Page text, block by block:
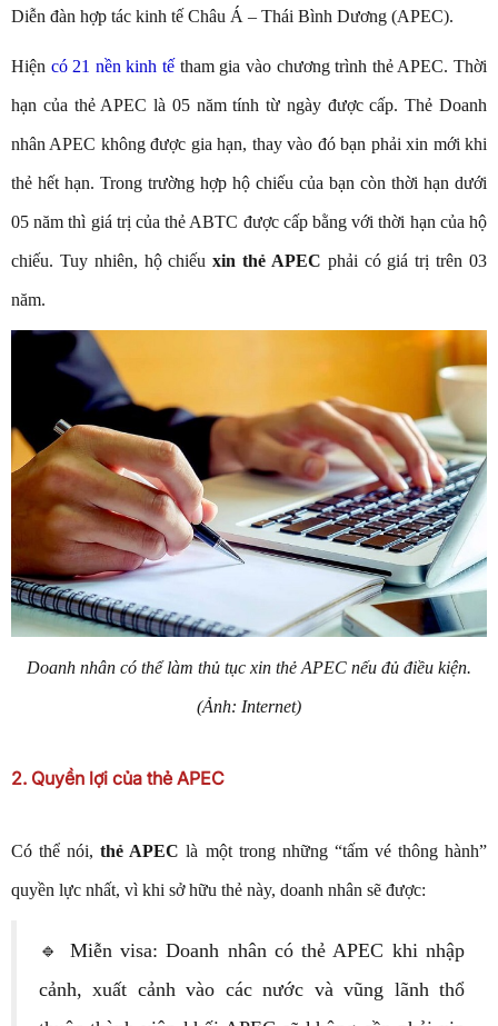
Diễn đàn hợp tác kinh tế Châu Á – Thái Bình Dương (APEC).
Hiện có 21 nền kinh tế tham gia vào chương trình thẻ APEC. Thời
hạn của thẻ APEC là 05 năm tính từ ngày được cấp. Thẻ Doanh
nhân APEC không được gia hạn, thay vào đó bạn phải xin mới khi
thẻ hết hạn. Trong trường hợp hộ chiếu của bạn còn thời hạn dưới
05 năm thì giá trị của thẻ ABTC được cấp bằng với thời hạn của hộ
chiếu. Tuy nhiên, hộ chiếuxin thẻ APEC phải có giá trị trên 03
năm.
Doanh nhân có thể làm thủ tục xin thẻ APEC nếu đủ điều kiện.
(Ảnh: Internet)
2. Quyền lợi của thẻ APEC
Có thể nói,thẻ APEC là một trong những “tấm vé thông hành”
quyền lực nhất, vì khi sở hữu thẻ này, doanh nhân sẽ được:
🔹 Miễn visa: Doanh nhân có thẻ APEC khi nhập
cảnh, xuất cảnh vào các nước và vũng lãnh thổ